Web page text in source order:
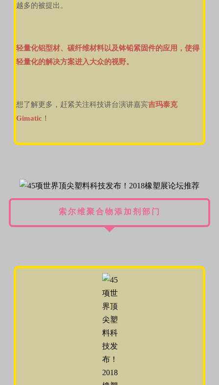
越多的被提出。
轻量化铝型材、碳纤维材料以及钵铅紧固件的应用，使得
轻量化的解决方案进入大众的视野。
想了解更多，赶紧关注科技讲台演讲嘉宾吉玛泰克
Gimatic ！
索尔维聚合物添加剂部门